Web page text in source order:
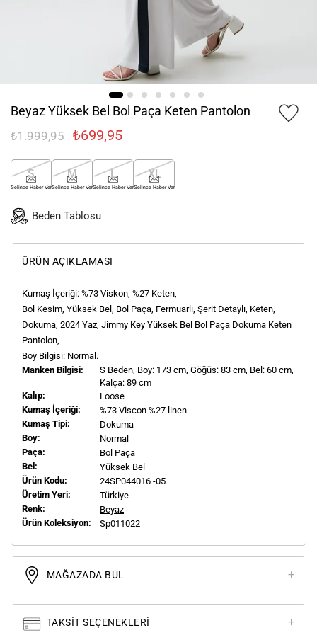
Beyaz Yüksek Bel Bol Paça Keten Pantolon
₺1.999,95 ₺699,95
S
Gelince Haber Ver
M
Gelince Haber Ver
L
Gelince Haber Ver
XL
Gelince Haber Ver
Beden Tablosu
ÜRÜN AÇIKLAMASI
Kumaş İçeriği: %73 Viskon, %27 Keten,
Bol Kesim, Yüksek Bel, Bol Paça, Fermuarlı, Şerit Detaylı, Keten,
Dokuma, 2024 Yaz, Jimmy Key Yüksek Bel Bol Paça Dokuma Keten
Pantolon,
Boy Bilgisi: Normal.
Manken Bilgisi:
S Beden, Boy: 173 cm, Göğüs: 83 cm, Bel: 60 cm,
Kalça: 89 cm
Kalıp:
Loose
Kumaş İçeriği:
%73 Viscon %27 linen
Kumaş Tipi:
Dokuma
Boy:
Normal
Paça:
Bol Paça
Bel:
Yüksek Bel
Ürün Kodu:
24SP044016 -05
Üretim Yeri:
Türkiye
Renk:
Beyaz
Ürün Koleksiyon:
Sp011022
MAĞAZADA BUL
TAKSIT SEÇENEKLERI